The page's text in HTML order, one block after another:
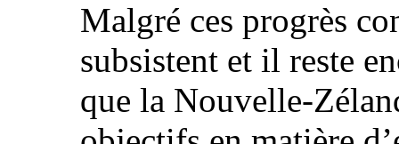
Malgré ces progrès
subsistent et il reste
que la Nouvelle-